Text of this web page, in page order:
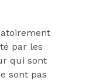
par les
qui sont
sont pas